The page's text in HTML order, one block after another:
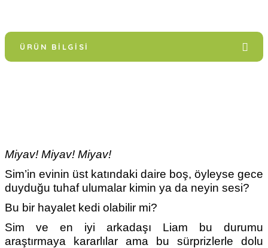
ÜRÜN BILGISI
Miyav! Miyav! Miyav!
Sim’in evinin üst katındaki daire boş, öyleyse gece
duyduğu tuhaf ulumalar kimin ya da neyin sesi?
Bu bir hayalet kedi olabilir mi?
Sim ve en iyi arkadaşı Liam bu durumu
araştırmaya kararlılar ama bu sürprizlerle dolu